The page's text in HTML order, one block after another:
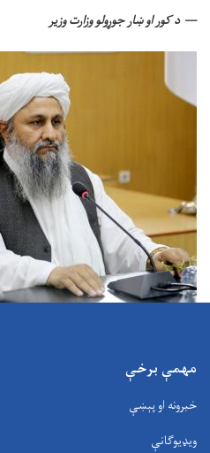
د کور او ښار جوړولو وزارت وزیر
مهمې برخې
خبرونه او پېښې
ویډیوګانې